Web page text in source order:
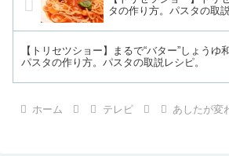
タの作り方。パスタの取
【トリセツショー】まるで“バター”しょうゆ
パスタの作り方。パスタの取説レシピ。
ホーム テレビ あしたが変